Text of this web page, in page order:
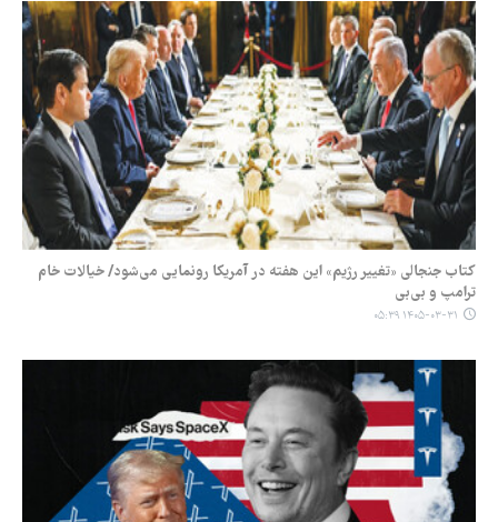
کتاب جنجالی «تغییر رژیم» این هفته در آمریکا رونمایی می‌شود/ خیالات خام
ترامپ و بی‌بی
۱۴۰۵-۰۳-۳۱ ۰۵:۳۹